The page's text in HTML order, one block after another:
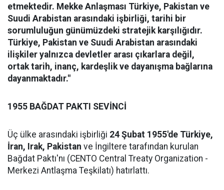
etmektedir. Mekke Anlaşması Türkiye, Pakistan ve
Suudi Arabistan arasındaki işbirliği, tarihi bir
sorumluluğun günümüzdeki stratejik karşılığıdır.
Türkiye, Pakistan ve Suudi Arabistan arasındaki
ilişkiler yalnızca devletler arası çıkarlara değil,
ortak tarih, inanç, kardeşlik ve dayanışma bağlarına
dayanmaktadır."
1955 BAĞDAT PAKTI SEVİNCİ
Üç ülke arasındaki işbirliği 24 Şubat 1955'de Türkiye,
İran, Irak, Pakistan ve İngiltere tarafından kurulan
Bağdat Paktı'nı (CENTO Central Treaty Organization -
Merkezi Antlaşma Teşkilatı) hatırlattı.